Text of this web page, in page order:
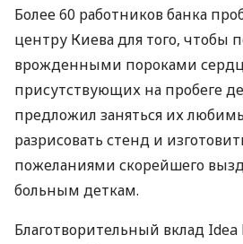
Более 60 работников банка
центру Киева для того, чтобы
врожденными пороками
присутствующих на пробеге
предложил заняться их
разрисовать стенд и
пожеланиями скорейшего
больным деткам.
Благотворительный вклад Idea